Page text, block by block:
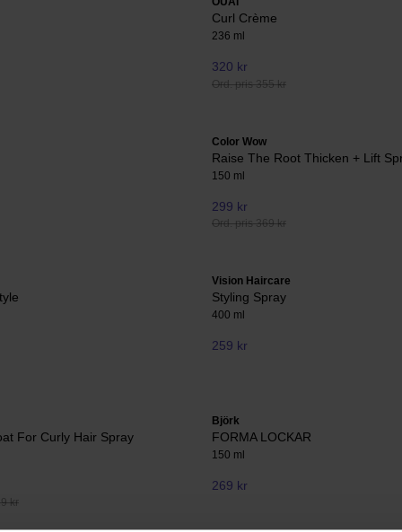
Curl Crème
236 ml
320 kr
Ord. pris 355 kr
Color Wow
Raise The Root Thicken + Lift
150 ml
299 kr
Ord. pris 369 kr
Vision Haircare
Styling Spray
400 ml
259 kr
For Curly Hair Spray
kr
Björk
FORMA LOCKAR
150 ml
269 kr